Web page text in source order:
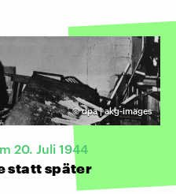
©dpa | akg-images
20. Juli 1944
statt später